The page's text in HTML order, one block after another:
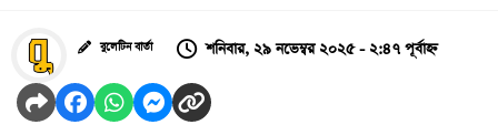
বুলেটিন বার্তা শনিবার, ২৯ নভেম্বর ২০২৫ - ২:৪৭ পূর্বাহ্ন